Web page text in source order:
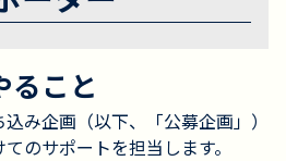
ること
み企画（以下、「公募企画」）
のサポートを担当します。